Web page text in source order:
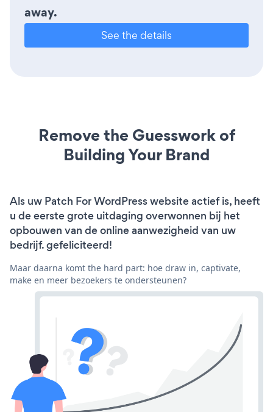
away.
See the details
Remove the Guesswork of
Building Your Brand
Als uw Patch For WordPress website actief is, heeft
u de eerste grote uitdaging overwonnen bij het
opbouwen van de online aanwezigheid van uw
bedrijf. gefeliciteerd!
Maar daarna komt the hard part: hoe draw in, captivate,
make en meer bezoekers te ondersteunen?